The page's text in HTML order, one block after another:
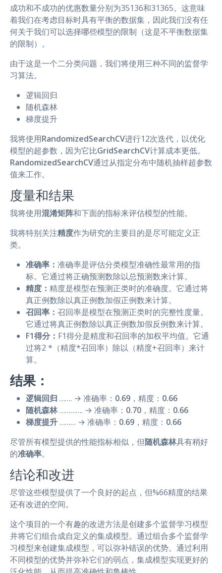
成功和不成功的优惠数量分别为35136和31365。这意味
着我们在考虑目标时具有平衡的数据集，因此我们没有任
何关于我们可以选择哪些模型的限制（这是不平衡数据集
的限制）。
由于这是一个二分类问题，我们将使用三种不同的监督学
习算法。
逻辑回归
随机森林
梯度提升
我将使用RandomizedSearchCV进行12次迭代，以优化
模型的超参数，因为它比GridSearchCV计算成本更低。
RandomizedSearchCV通过从指定分布中随机抽样超参数
值来工作。
度量和结果
我将使用混淆矩阵和下面的指标来评估模型的性能。
我将特别关注精度作为研究的主要目的是尽可能定义正
类。
准确率： 准确率是评估分类模型准确性最常用的指
标。它通过将正确预测数除以总预测数来计算。
精度： 精度是模型在预测正类时的准确度。它通过将
真正例数除以真正例数加假正例数来计算。
召回率： 召回率是模型在预测正类时的完整性度量。
它通过将真正例数除以真正例数加假反例数来计算。
F1得分： F1得分是精度和召回率的加权平均值。它通
过将2 *（精度*召回率）除以（精度+召回率）来计
算。
结果：
逻辑回归 ……. → 准确率： 0.69 ，精度： 0.66
随机森林…………. → 准确率： 0.70 ，精度： 0.66
梯度提升……… → 准确率： 0.69 ，精度： 0.66
尽管所有模型提供的性能指标相似，但随机森林具有稍好
的准确率。
结论和改进
尽管这些模型提供了一个良好的起点，但%66精度的结果
还有改进的空间。
这个项目的一个有趣的改进方法是创建多个监督学习模型
并将它们组合成自定义的集成模型。通过组合多个监督学
习模型来创建集成模型，可以弥补错误的优势。通过利用
不同模型的优势并弥补它们的弱点，集成模型实现更好的